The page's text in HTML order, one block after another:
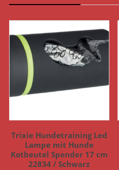
Trixie Hundetraining Led
Lampe mit Hunde
Kotbeutel Spender 17 cm
22834 / Schwarz